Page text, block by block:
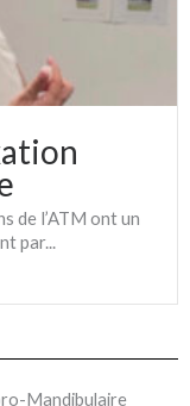
de l’ATM ont un
par...
Mandibulaire